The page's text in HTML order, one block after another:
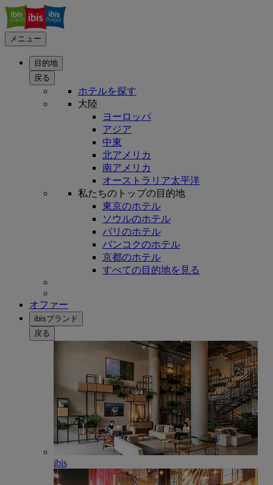
メニュー
目的地
戻る
ホテルを探す
大陸
ヨーロッパ
アジア
中東
北アメリカ
南アメリカ
オーストラリア太平洋
私たちのトップの目的地
東京のホテル
ソウルのホテル
パリのホテル
バンコクのホテル
京都のホテル
すべての目的地を見る
オファー
ibisブランド
戻る
ibis